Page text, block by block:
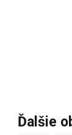
Ďalšie